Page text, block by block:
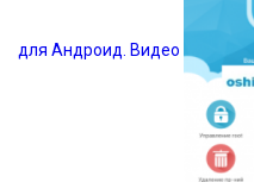
для Андроид. Видео